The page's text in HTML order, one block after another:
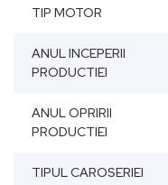
TIP MOTOR
ANUL INCEPERII
PRODUCTIEI
ANUL OPRIRII
PRODUCTIEI
TIPUL CAROSERIEI